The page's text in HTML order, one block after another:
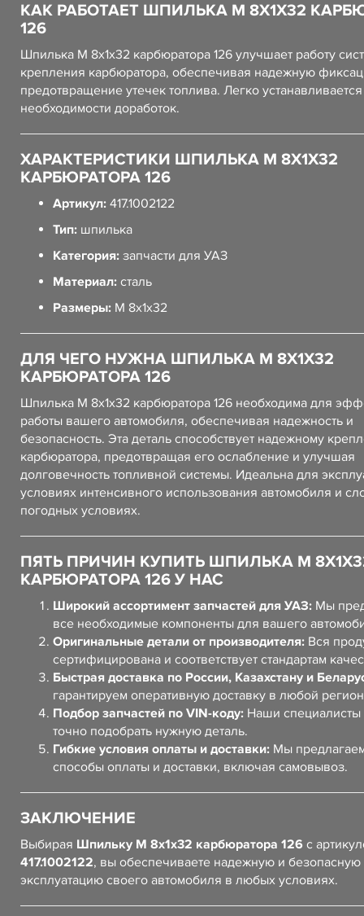
КАК РАБОТАЕТ ШПИЛЬКА М 8Х1Х32
126
Шпилька М 8х1х32 карбюратора 126 улучшает работу
крепления карбюратора, обеспечивая надежную
предотвращение утечек топлива. Легко
необходимости доработок.
ХАРАКТЕРИСТИКИ ШПИЛЬКА М 8Х1Х32
КАРБЮРАТОРА 126
Артикул: 417.1002122
Тип: шпилька
Категория: запчасти для УАЗ
Материал: сталь
Размеры: М 8х1х32
ДЛЯ ЧЕГО НУЖНА ШПИЛЬКА М 8Х1Х32
КАРБЮРАТОРА 126
Шпилька М 8х1х32 карбюратора 126 необходима для
работы вашего автомобиля, обеспечивая надежность и
безопасность. Эта деталь способствует надежному
карбюратора, предотвращая его ослабление и улучшая
долговечность топливной системы. Идеальна для
условиях интенсивного использования автомобиля и
погодных условиях.
ПЯТЬ ПРИЧИН КУПИТЬ ШПИЛЬКА М
КАРБЮРАТОРА 126 У НАС
Широкий ассортимент запчастей для УАЗ: Мы
все необходимые компоненты для вашего
Оригинальные детали от производителя: Вся
сертифицирована и соответствует стандартам
Быстрая доставка по России, Казахстану и
гарантируем оперативную доставку в любой
Подбор запчастей по VIN-коду: Наши специалисты
точно подобрать нужную деталь.
Гибкие условия оплаты и доставки: Мы
способы оплаты и доставки, включая самовывоз.
ЗАКЛЮЧЕНИЕ
Выбирая Шпильку М 8х1х32 карбюратора 126 с
417.1002122, вы обеспечиваете надежную и безопасную
эксплуатацию своего автомобиля в любых условиях.